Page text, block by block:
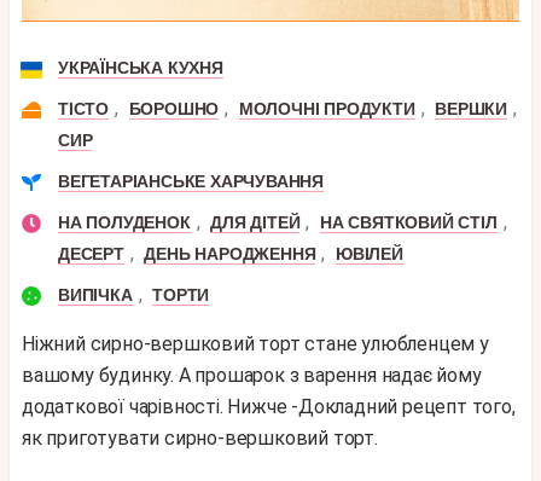
УКРАЇНСЬКА КУХНЯ
ТІСТО , БОРОШНО , МОЛОЧНІ ПРОДУКТИ , ВЕРШКИ ,
СИР
ВЕГЕТАРІАНСЬКЕ ХАРЧУВАННЯ
НА ПОЛУДЕНОК , ДЛЯ ДІТЕЙ , НА СВЯТКОВИЙ СТІЛ ,
ДЕСЕРТ , ДЕНЬ НАРОДЖЕННЯ , ЮВІЛЕЙ
ВИПІЧКА , ТОРТИ
Ніжний сирно-вершковий торт стане улюбленцем у
вашому будинку. А прошарок з варення надає йому
додаткової чарівності. Нижче -Докладний рецепт того,
як приготувати сирно-вершковий торт.